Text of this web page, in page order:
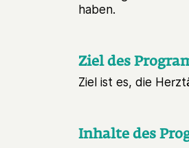
haben.
Ziel des
Ziel ist es, die
Inhalte des